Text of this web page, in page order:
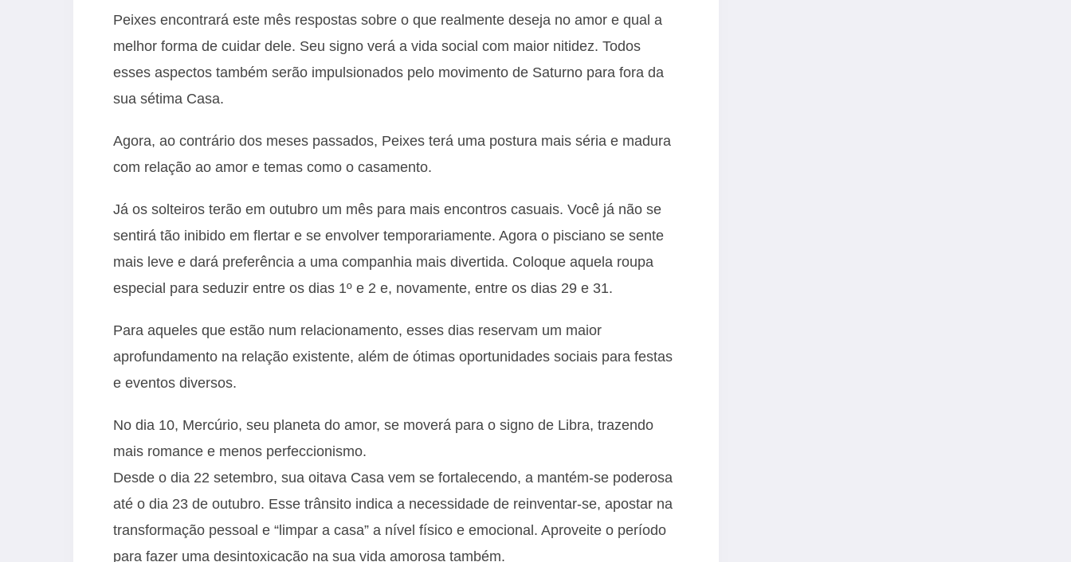
Peixes encontrará este mês respostas sobre o que realmente deseja no amor e qual a
melhor forma de cuidar dele. Seu signo verá a vida social com maior nitidez. Todos
esses aspectos também serão impulsionados pelo movimento de Saturno para fora da
sua sétima Casa.
Agora, ao contrário dos meses passados, Peixes terá uma postura mais séria e madura
com relação ao amor e temas como o casamento.
Já os solteiros terão em outubro um mês para mais encontros casuais. Você já não se
sentirá tão inibido em flertar e se envolver temporariamente. Agora o pisciano se sente
mais leve e dará preferência a uma companhia mais divertida. Coloque aquela roupa
especial para seduzir entre os dias 1º e 2 e, novamente, entre os dias 29 e 31.
Para aqueles que estão num relacionamento, esses dias reservam um maior
aprofundamento na relação existente, além de ótimas oportunidades sociais para festas
e eventos diversos.
No dia 10, Mercúrio, seu planeta do amor, se moverá para o signo de Libra, trazendo
mais romance e menos perfeccionismo.
Desde o dia 22 setembro, sua oitava Casa vem se fortalecendo, a mantém-se poderosa
até o dia 23 de outubro. Esse trânsito indica a necessidade de reinventar-se, apostar na
transformação pessoal e “limpar a casa” a nível físico e emocional. Aproveite o período
para fazer uma desintoxicação na sua vida amorosa também.